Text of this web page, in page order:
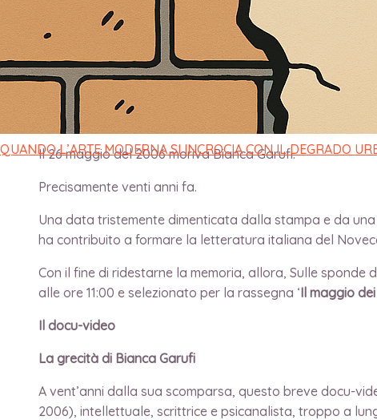
QUANDO L’ARTE MODERNA SI INCROCIA CON IL DEGRADO
Bianca Garufi a
di Redazione / 29 Maggio 2026
Il 26 maggio del 2006 moriva Bianca Garufi.
Precisamente venti anni fa.
Una data tristemente dimenticata dalla stampa e da
ha contribuito a formare la letteratura italiana del
Con il fine di ridestarne la memoria, allora, Sulle sponde
alle ore 11:00 e selezionato per la rassegna ‘Il maggio
Il docu-video
La grecità di Bianca Garufi
A vent’anni dalla sua scomparsa, questo breve docu-
2006), intellettuale, scrittrice e psicanalista, troppo a